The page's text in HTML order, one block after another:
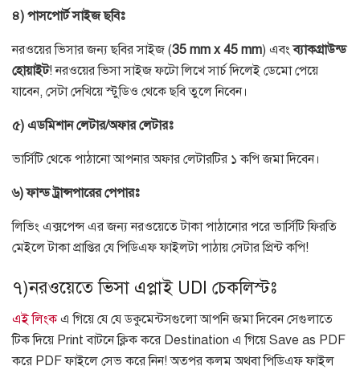
৪) পাসপোর্ট সাইজ ছবিঃ
নরওয়ের ভিসার জন্য ছবির সাইজ (35 mm x 45 mm) এবং ব্যাকগ্রাউন্ড
হোয়াইট!নরওয়ের ভিসা সাইজ ফটো লিখে সার্চ দিলেই ডেমো পেয়ে
যাবেন, সেটা দেখিয়ে স্টুডিও থেকে ছবি তুলে নিবেন।
৫) এডমিশান লেটার/অফার লেটারঃ
ভার্সিটি থেকে পাঠানো আপনার অফার লেটারটির ১ কপি জমা দিবেন।
৬)ফান্ড ট্রান্সপারের পেপারঃ
লিভিং এক্সপেন্স এর জন্য নরওয়েতে টাকা পাঠানোর পরে ভার্সিটি ফিরতি
মেইলে টাকা প্রাপ্তির যে পিডিএফ ফাইলটা পাঠায় সেটার প্রিন্ট কপি!
৭)নরওয়েতে ভিসা এপ্লাই UDI চেকলিস্টঃ
এই লিংকএ গিয়ে যে যে ডকুমেন্টসগুলো আপনি জমা দিবেন সেগুলাতে
টিক দিয়েPrintবাটনে ক্লিক করে Destination এ গিয়েSave as PDF
করে PDFফাইলে সেভ করে নিন!অতপর কলম অথবা পিডিএফ ফাইল